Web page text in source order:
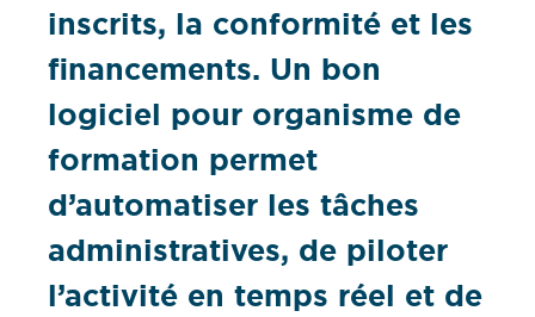
inscrits, la conformité et les
financements. Un bon
logiciel pour organisme de
formation permet
d’automatiser les tâches
administratives, de piloter
l’activité en temps réel et de